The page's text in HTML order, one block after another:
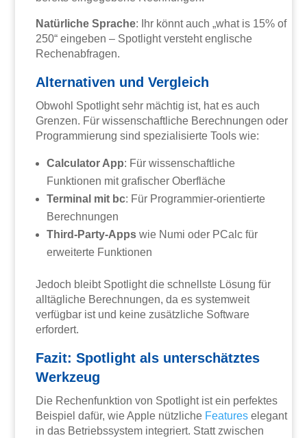
Natürliche Sprache: Ihr könnt auch „what is 15% of
250“ eingeben – Spotlight versteht englische
Rechenabfragen.
Alternativen und Vergleich
Obwohl Spotlight sehr mächtig ist, hat es auch
Grenzen. Für wissenschaftliche Berechnungen oder
Programmierung sind spezialisierte Tools wie:
Calculator App: Für wissenschaftliche
Funktionen mit grafischer Oberfläche
Terminal mit bc: Für Programmier-orientierte
Berechnungen
Third-Party-Apps wie Numi oder PCalc für
erweiterte Funktionen
Jedoch bleibt Spotlight die schnellste Lösung für
alltägliche Berechnungen, da es systemweit
verfügbar ist und keine zusätzliche Software
erfordert.
Fazit: Spotlight als unterschätztes
Werkzeug
Die Rechenfunktion von Spotlight ist ein perfektes
Beispiel dafür, wie Apple nützliche Features elegant
in das Betriebssystem integriert. Statt zwischen